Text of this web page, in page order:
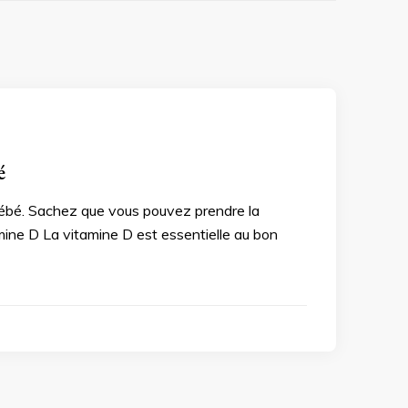
Sachez que vous pouvez prendre la
D La vitamine D est essentielle au bon